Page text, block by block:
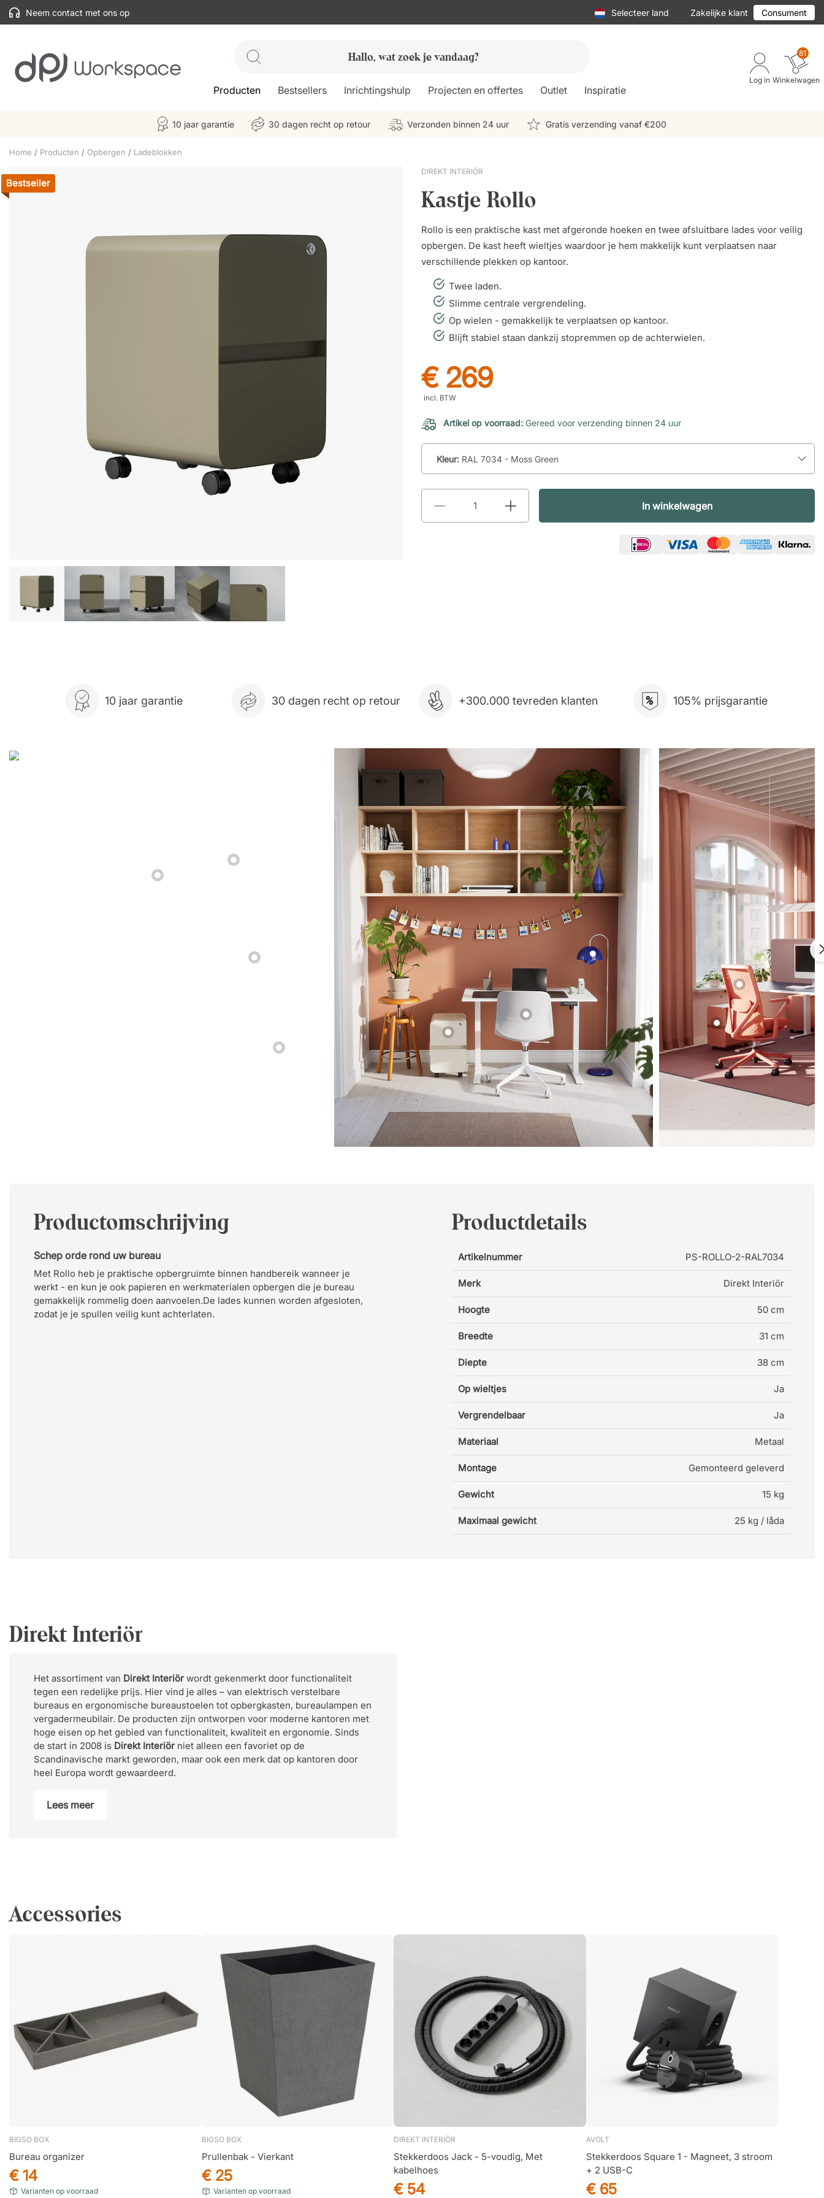
Neem contact met ons op Selecteer land Zakelijke klant Consument
Producten Bestsellers Inrichtingshulp Projecten en offertes Outlet Inspiratie
Log in
81
Winkelwagen
10 jaar garantie 30 dagen recht op retour Verzonden binnen 24 uur Gratis verzending vanaf €200
Home Producten Opbergen Ladeblokken
Bestseller
DIREKT INTERIÖR
Kastje Rollo
Rollo is een praktische kast met afgeronde hoeken en twee afsluitbare lades voor veilig
opbergen. De kast heeft wieltjes waardoor je hem makkelijk kunt verplaatsen naar
verschillende plekken op kantoor.
Twee laden.
Slimme centrale vergrendeling.
Op wielen - gemakkelijk te verplaatsen op kantoor.
Blijft stabiel staan dankzij stopremmen op de achterwielen.
€ 269
incl. BTW
Artikel op voorraad: Gereed voor verzending binnen 24 uur
Kleur: RAL 7034 - Moss Green
In winkelwagen
10 jaar garantie 30 dagen recht op retour +300.000 tevreden klanten % 105% prijsgarantie
Productomschrijving
Schep orde rond uw bureau
Met Rollo heb je praktische opbergruimte binnen handbereik wanneer je
werkt - en kun je ook papieren en werkmaterialen opbergen die je bureau
gemakkelijk rommelig doen aanvoelen.De lades kunnen worden afgesloten,
zodat je je spullen veilig kunt achterlaten.
Productdetails
Artikelnummer PS-ROLLO-2-RAL7034
Merk Direkt Interiör
Hoogte 50 cm
Breedte 31 cm
Diepte 38 cm
Op wieltjes Ja
Vergrendelbaar Ja
Materiaal Metaal
Montage Gemonteerd geleverd
Gewicht 15 kg
Maximaal gewicht 25 kg / låda
Direkt Interiör
Het assortiment van Direkt Interiör wordt gekenmerkt door functionaliteit
tegen een redelijke prijs. Hier vind je alles – van elektrisch verstelbare
bureaus en ergonomische bureaustoelen tot opbergkasten, bureaulampen en
vergadermeubilair. De producten zijn ontworpen voor moderne kantoren met
hoge eisen op het gebied van functionaliteit, kwaliteit en ergonomie. Sinds
de start in 2008 is Direkt Interiör niet alleen een favoriet op de
Scandinavische markt geworden, maar ook een merk dat op kantoren door
heel Europa wordt gewaardeerd.
Lees meer
Accessories
BIGSO BOX
Bureau organizer
€ 14
Varianten op voorraad
BIGSO BOX
Prullenbak - Vierkant
€ 25
Varianten op voorraad
DIREKT INTERIÖR
Stekkerdoos Jack - 5-voudig, Met
kabelhoes
€ 54
AVOLT
Stekkerdoos Square 1 - Magneet, 3 stroom
+ 2 USB-C
€ 65